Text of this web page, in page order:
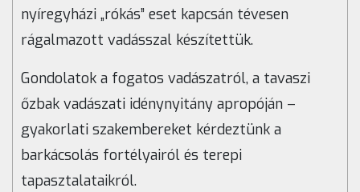
nyíregyházi „rókás” eset kapcsán tévesen
rágalmazott vadásszal készítettük.
Gondolatok a fogatos vadászatról, a tavaszi
őzbak vadászati idénynyitány apropóján –
gyakorlati szakembereket kérdeztünk a
barkácsolás fortélyairól és terepi
tapasztalataikról.